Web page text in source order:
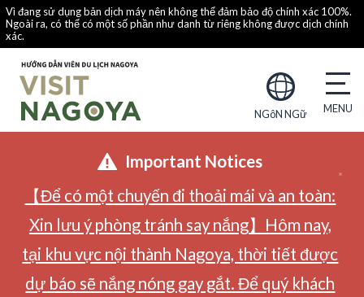
Vì đang sử dụng bản dịch máy nên không thể đảm bảo độ chính xác 100%.
Ngoài ra, có thể có một số phần như danh từ riêng không được dịch chính
xác.
NGôN NGữ
Important Notices
【Để có một chuyến đi thoải mái và an toàn:
Xin lưu ý phòng tránh say nắng】Hôm nay,
tại khu vực nội thành Nagoya, thời tiết được
dự báo sẽ nắng nóng gay gắt. Để quý khách